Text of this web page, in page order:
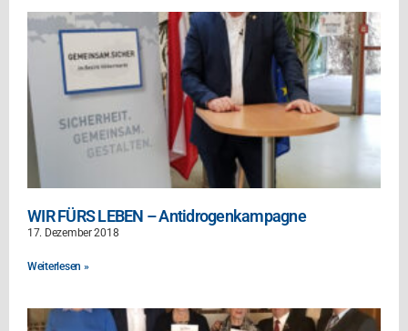
WIR FÜRS LEBEN – Antidrogenkampagne
17. Dezember 2018
Weiterlesen »